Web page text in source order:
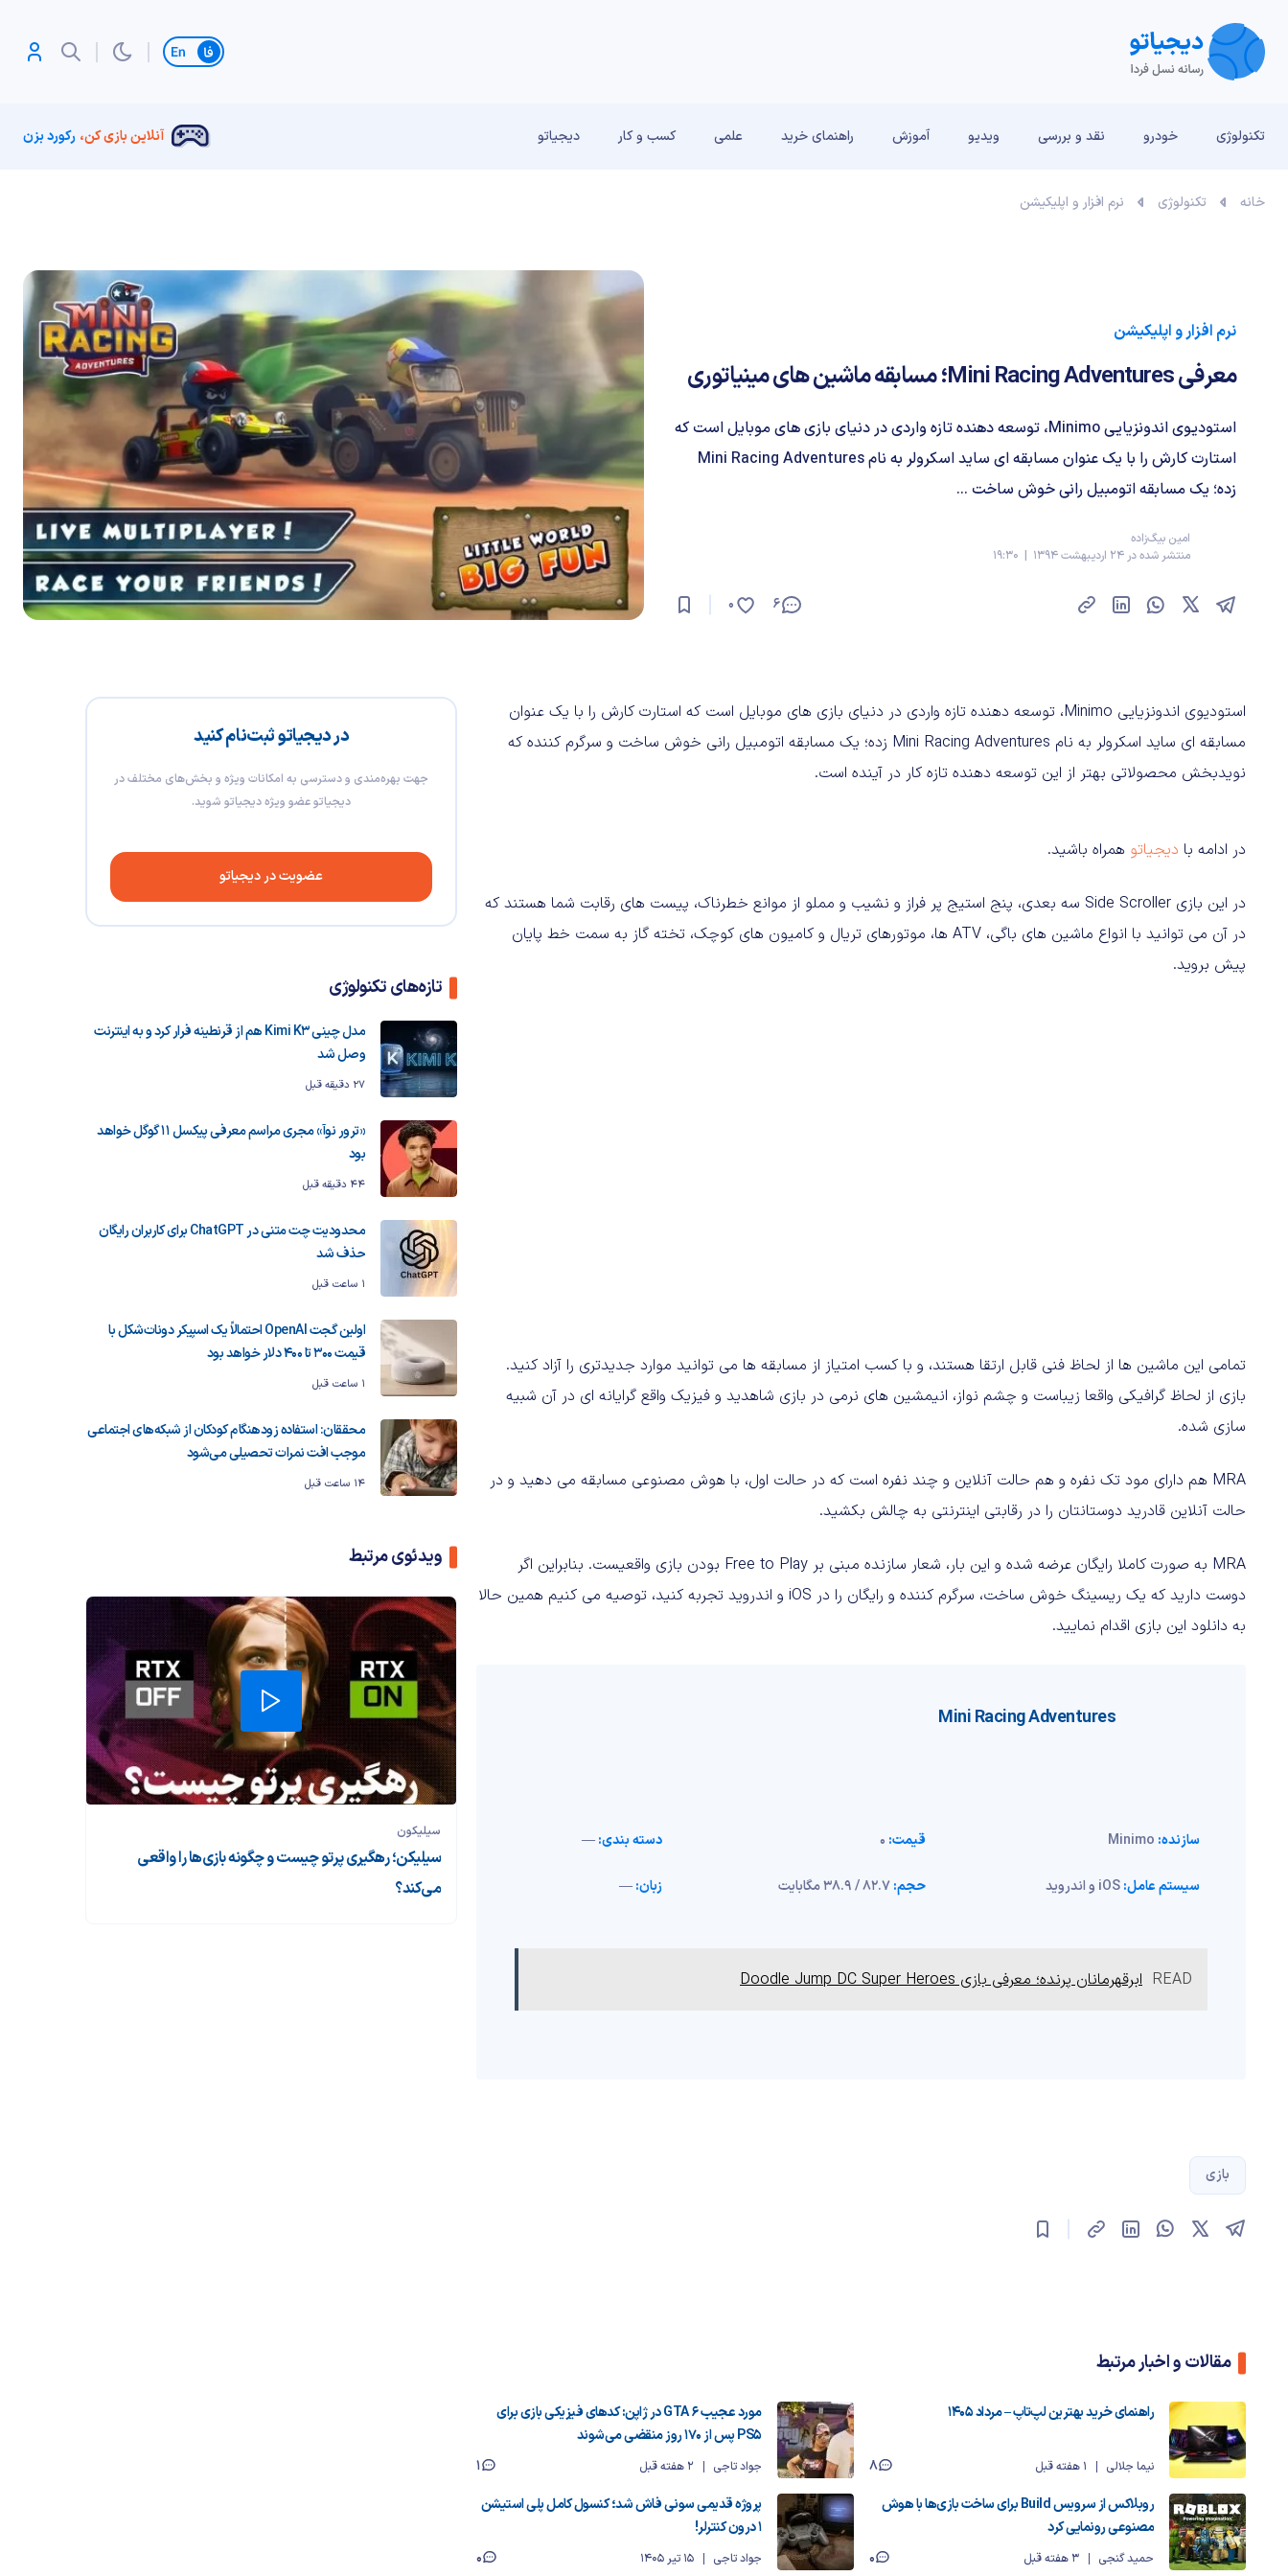
تغییر زبان
تکنولوژی خودرو نقد و بررسی‌ ویدیو آموزش راهنمای خرید علمی کسب و کار دیجیاتو آنلاین بازی کن، رکورد بزن
خانه تکنولوژی نرم افزار و اپلیکیشن
نرم افزار و اپلیکیشن
معرفی Mini Racing Adventures؛ مسابقه ماشین های مینیاتوری
استودیوی اندونزیایی Minimo، توسعه دهنده تازه واردی در دنیای بازی های موبایل است که
استارت کارش را با یک عنوان مسابقه ای ساید اسکرولر به نام Mini Racing Adventures
زده؛ یک مسابقه اتومبیل رانی خوش ساخت ...
امین بیگ‌زاده
منتشر شده در 24 اردیبهشت 1394 | 19:30
6
0
در دیجیاتو ثبت‌نام کنید
جهت بهره‌مندی و دسترسی به امکانات ویژه و بخش‌های مختلف در
دیجیاتو عضو ویژه دیجیاتو شوید.
عضویت در دیجیاتو
تازه‌های تکنولوژی
مدل چینی Kimi K3 هم از قرنطینه فرار کرد و به اینترنت
وصل شد
27 دقیقه قبل
«ترور نوآ» مجری مراسم معرفی پیکسل ۱۱ گوگل خواهد
بود
44 دقیقه قبل
محدودیت چت متنی در ChatGPT برای کاربران رایگان
حذف شد
1 ساعت قبل
اولین گجت OpenAI احتمالاً یک اسپیکر دونات‌شکل با
قیمت ۳۰۰ تا ۴۰۰ دلار خواهد بود
1 ساعت قبل
محققان: استفاده زودهنگام کودکان از شبکه‌های اجتماعی
موجب افت نمرات تحصیلی می‌شود
14 ساعت قبل
ویدئوی مرتبط
سیلیکون
سیلیکن؛ رهگیری پرتو چیست و چگونه بازی‌ها را واقعی
می‌کند؟
استودیوی اندونزیایی Minimo، توسعه دهنده تازه واردی در دنیای بازی های موبایل است که استارت کارش را با یک عنوان
مسابقه ای ساید اسکرولر به نام Mini Racing Adventures زده؛ یک مسابقه اتومبیل رانی خوش ساخت و سرگرم کننده که
نویدبخش محصولاتی بهتر از این توسعه دهنده تازه کار در آینده است.
در ادامه با دیجیاتو همراه باشید.
در این بازی Side Scroller سه بعدی، پنج استیج پر فراز و نشیب و مملو از موانع خطرناک، پیست های رقابت شما هستند که
در آن می توانید با انواع ماشین های باگی، ATV ها، موتورهای تریال و کامیون های کوچک، تخته گاز به سمت خط پایان
پیش بروید.
تمامی این ماشین ها از لحاظ فنی قابل ارتقا هستند، و با کسب امتیاز از مسابقه ها می توانید موارد جدیدتری را آزاد کنید.
بازی از لحاظ گرافیکی واقعا زیباست و چشم نواز، انیمشین های نرمی در بازی شاهدید و فیزیک واقع گرایانه ای در آن شبیه
سازی شده.
MRA هم دارای مود تک نفره و هم حالت آنلاین و چند نفره است که در حالت اول، با هوش مصنوعی مسابقه می دهید و در
حالت آنلاین قادرید دوستانتان را در رقابتی اینترنتی به چالش بکشید.
MRA به صورت کاملا رایگان عرضه شده و این بار، شعار سازنده مبنی بر Free to Play بودن بازی واقعیست. بنابراین اگر
دوست دارید که یک ریسینگ خوش ساخت، سرگرم کننده و رایگان را در iOS و اندروید تجربه کنید، توصیه می کنیم همین حالا
به دانلود این بازی اقدام نمایید.
Mini Racing Adventures
سازنده: قیمت: دسته بندی:—
سیستم عامل: حجم: زبان:—
READ ابرقهرمانان پرنده؛ معرفی بازی Doodle Jump DC Super Heroes
بازی
مقالات و اخبار مرتبط
راهنمای خرید بهترین لپ‌تاپ – مرداد ۱۴۰۵
نیما جلالی 1 هفته قبل 8
مورد عجیب GTA 6 در ژاپن: کدهای فیزیکی بازی برای
PS5 پس از ۱۷۰ روز منقضی می‌شوند
جواد تاجی 2 هفته قبل
1
روبلاکس از سرویس Build برای ساخت بازی‌ها با هوش
مصنوعی رونمایی کرد
حمید گنجی 3 هفته قبل 0
پروژه قدیمی سونی فاش شد؛ کنسول کامل پلی استیشن
1 درون کنترلر!
جواد تاجی 15 تیر 1405 0